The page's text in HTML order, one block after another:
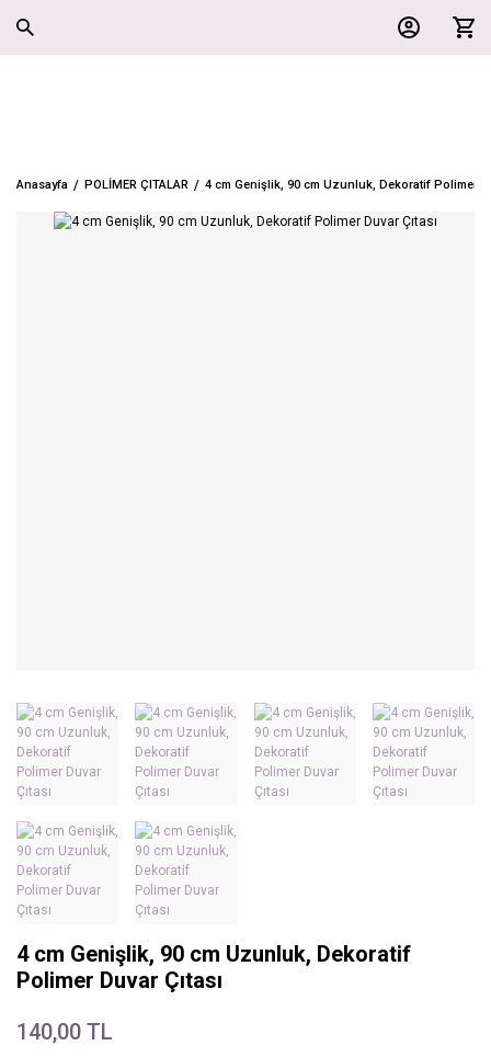
Anasayfa POLİMER ÇITALAR 4 cm Genişlik, 90 cm Uzunluk, Dekoratif Polimer
4 cm Genişlik, 90 cm Uzunluk, Dekoratif
Polimer Duvar Çıtası
140,00 TL